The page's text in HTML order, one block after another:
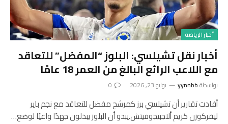
أخبار الرياضة
أخبار نقل تشيلسي: البلوز “المفضل” للتعاقد
مع اللاعب الرائع البالغ من العمر 18 عامًا
بواسطةyynnbb يوليو 23, 2026 0
أفادت تقارير أن تشيلسي برز كمرشح مفضل للتعاقد مع نجم باير
ليفركوزن كريم ألاجبيجوفيتش.يبدو أن البلوز يبذلون جهدًا واعيًا لوضع…